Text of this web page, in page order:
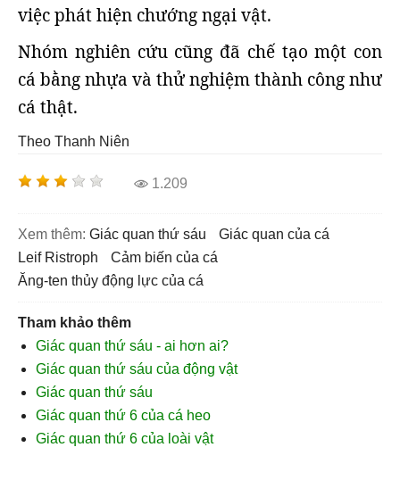
việc phát hiện chướng ngại vật.
Nhóm nghiên cứu cũng đã chế tạo một con
cá bằng nhựa và thử nghiệm thành công như
cá thật.
Theo Thanh Niên
1.209
Xem thêm: giác quan thứ sáu
giác quan của cá
Leif Ristroph
cảm biến của cá
Ăng-ten thủy động lực của cá
Tham khảo thêm
Giác quan thứ sáu - ai hơn ai?
Giác quan thứ sáu của động vật
Giác quan thứ sáu
Giác quan thứ 6 của cá heo
Giác quan thứ 6 của loài vật